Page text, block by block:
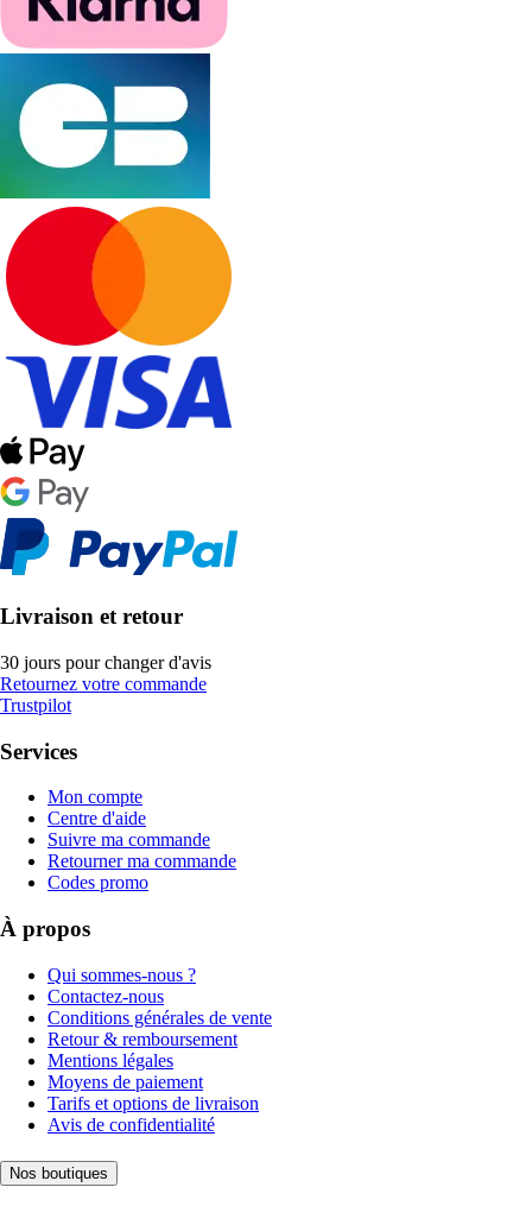
Livraison et retour
30 jours pour changer d'avis
Retournez votre commande
Trustpilot
Services
Mon compte
Centre d'aide
Suivre ma commande
Retourner ma commande
Codes promo
À propos
Qui sommes-nous ?
Contactez-nous
Conditions générales de vente
Retour & remboursement
Mentions légales
Moyens de paiement
Tarifs et options de livraison
Avis de confidentialité
Nos boutiques